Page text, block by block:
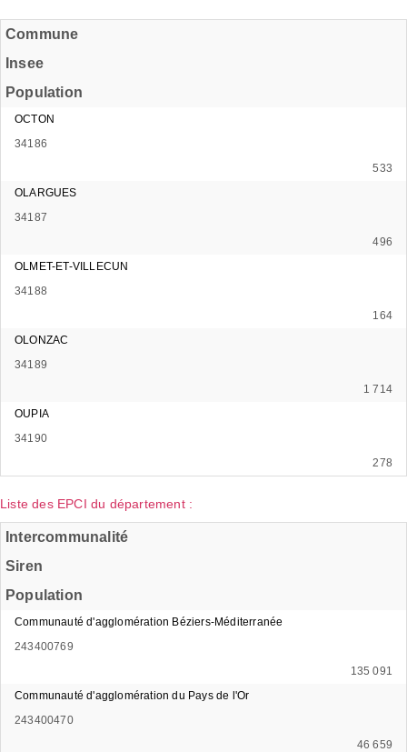
Commune
Insee
Population
OCTON
34186
533
OLARGUES
34187
496
OLMET-ET-VILLECUN
34188
164
OLONZAC
34189
1 714
OUPIA
34190
278
Liste des EPCI du département :
Intercommunalité
Siren
Population
Communauté d'agglomération Béziers-Méditerranée
243400769
135 091
Communauté d'agglomération du Pays de l'Or
243400470
46 659